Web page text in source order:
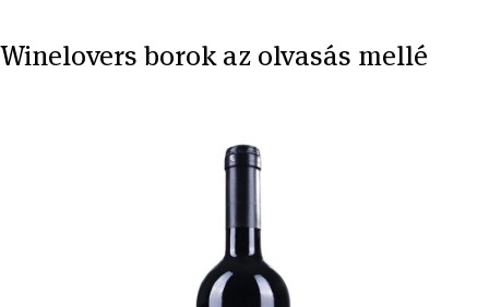
Winelovers borok az olvasás mellé